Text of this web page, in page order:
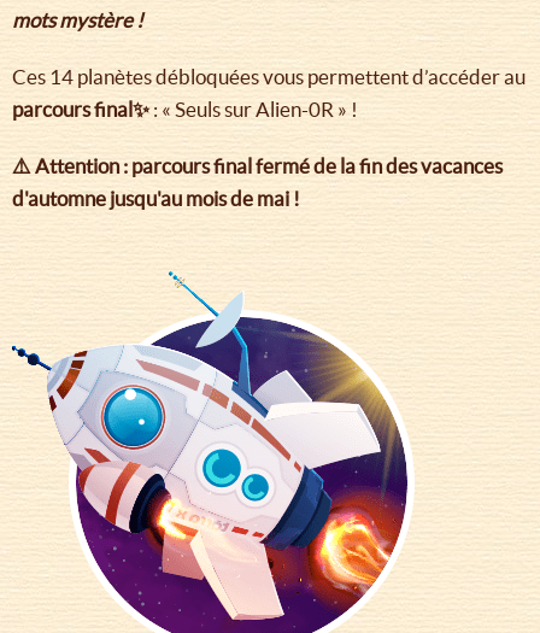
mots mystère !
Ces 14 planètes débloquées vous permettent d’accéder au
parcours final✨: « Seuls sur Alien-0R » !
⚠️ Attention : parcours final fermé de la fin des vacances
d'automne jusqu'au mois de mai !